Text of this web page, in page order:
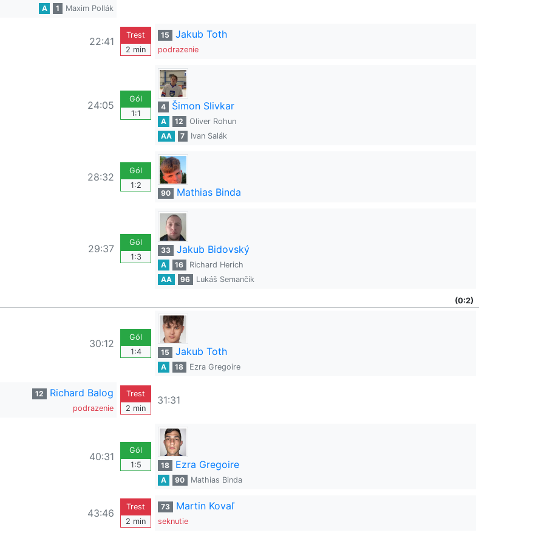
A 1 Maxim Pollák
22:41
Trest
2 min
15 Jakub Toth
podrazenie
24:05
Gól
1:1
4 Šimon Slivkar
A 12
Oliver Rohun
AA
7 Ivan Salák
28:32
Gól
1:2
90
Mathias Binda
29:37
Gól
1:3
33 Jakub Bidovský
A 16
Richard Herich
AA
96 Lukáš Semančík
(0:2)
30:12
Gól
1:4
15 Jakub Toth
A 18 Ezra Gregoire
12 Richard Balog
podrazenie
Trest
2 min
31:31
40:31
Gól
1:5
18 Ezra Gregoire
A 90 Mathias Binda
43:46
Trest
2 min
73 Martin Kovaľ
seknutie